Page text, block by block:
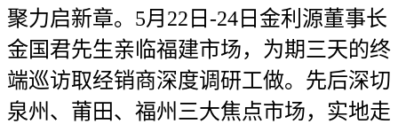
聚力启新章。5月22日-24日金利源董事长
金国君先生亲临福建市场，为期三天的终
端巡访取经销商深度调研工做。先后深切
泉州、莆田、福州三大焦点市场，实地走